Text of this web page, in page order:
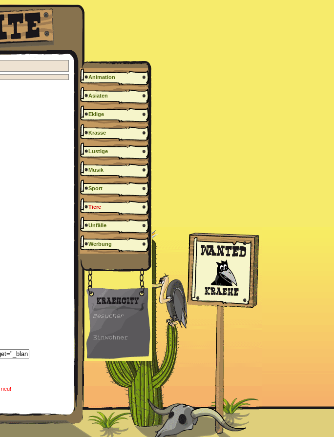
Animation
Asiaten
Eklige
Krasse
Lustige
Musik
Sport
Tiere
Unfälle
Werbung
neu!